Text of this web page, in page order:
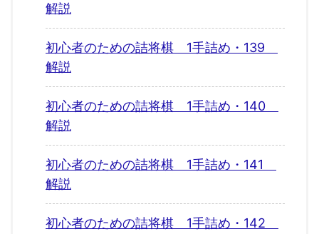
解説
初心者のための詰将棋 1手詰め・139
解説
初心者のための詰将棋 1手詰め・140
解説
初心者のための詰将棋 1手詰め・141
解説
初心者のための詰将棋 1手詰め・142